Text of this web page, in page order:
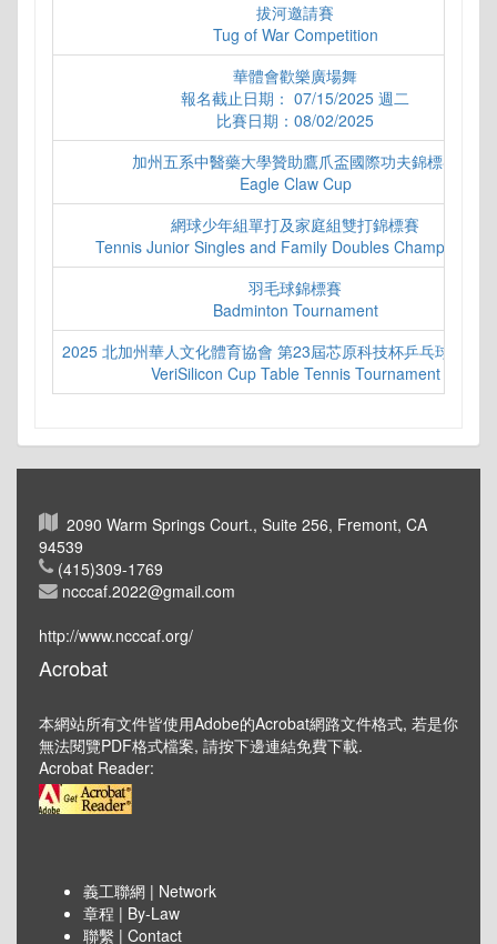
拔河邀請賽
Tug of War Competition
華體會歡樂廣場舞
報名截止日期： 07/15/2025 週二
比賽日期：08/02/2025
加州五系中醫藥大學贊助鷹爪盃國際功夫錦標賽
Eagle Claw Cup
網球少年組單打及家庭組雙打錦標賽
Tennis Junior Singles and Family Doubles Championship
羽毛球錦標賽
Badminton Tournament
2025 北加州華人文化體育協會 第23屆芯原科技杯乒乓球團體
VeriSilicon Cup Table Tennis Tournament
2090 Warm Springs Court., Suite 256, Fremont, CA
94539
(415)309-1769
ncccaf.2022@gmail.com
http://www.ncccaf.org/
Acrobat
本網站所有文件皆使用Adobe的Acrobat網路文件格式, 若是你
無法閱覽PDF格式檔案, 請按下邊連結免費下載.
Acrobat Reader:
義工聯網 | Network
章程 | By-Law
聯繫 | Contact